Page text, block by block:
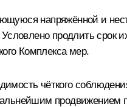
напряжённой и
продлить
Комплекса мер.
чёткого
продвижением